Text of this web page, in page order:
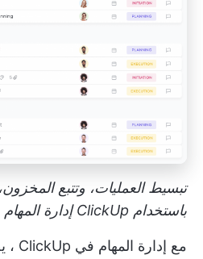
تبسيط العمليات، وتتبع
باستخدام ClickUp إدارة المهام
مع إدارة المهام في ClickUp
،